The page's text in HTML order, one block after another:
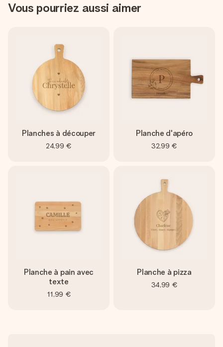
Vous pourriez aussi aimer
Planches à découper
24,99 €
Planche d'apéro
32,99 €
Planche à pain avec
texte
11,99 €
Planche à pizza
34,99 €